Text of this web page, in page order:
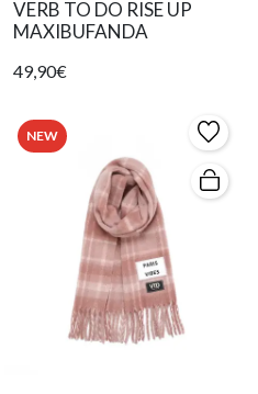
VERB TO DO RISE UP
MAXIBUFANDA
49,90€
NEW